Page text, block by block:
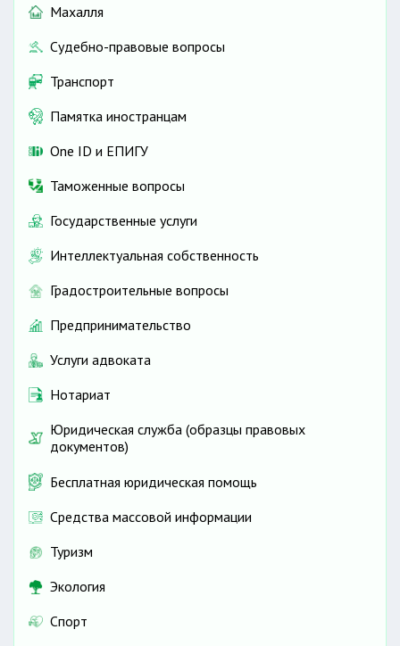
Махалля
Судебно-правовые вопросы
Транспорт
Памятка иностранцам
One ID и ЕПИГУ
Таможенные вопросы
Государственные услуги
Интеллектуальная собственность
Градостроительные вопросы
Предпринимательство
Услуги адвоката
Нотариат
Юридическая служба (образцы правовых
документов)
Бесплатная юридическая помощь
Средства массовой информации
Туризм
Экология
Спорт